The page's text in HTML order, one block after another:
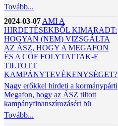
Tovább...
2024-03-07 AMI A
HIRDETÉSEKBŐL KIMARADT:
HOGYAN (NEM) VIZSGÁLTA
AZ ÁSZ, HOGY A MEGAFON
ÉS A CÖF FOLYTATTAK-E
TILTOTT
KAMPÁNYTEVÉKENYSÉGET?
Nagy erőkkel hirdeti a kormánypárti
Megafon, hogy az ÁSZ tiltott
kampányfinanszírozásért bü
Tovább...